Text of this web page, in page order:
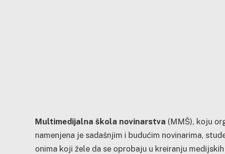
Multimedijalna škola novinarstva (MMŠ), koju
namenjena je sadašnjim i budućim novinarima,
onima koji žele da se oprobaju u kreiranju